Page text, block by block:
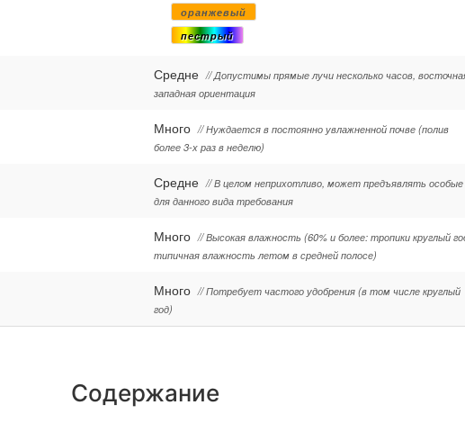
оранжевый
пестрый
Средне // Допустимы прямые лучи несколько часов,
западная ориентация
Много // Нуждается в постоянно увлажненной почве (полив
более 3-х раз в неделю)
Средне // В целом неприхотливо, может предъявлять особые
для данного вида требования
Много // Высокая влажность (60% и более: тропики круглый
типичная влажность летом в средней полосе)
Много // Потребует частого удобрения (в том числе круглый
год)
Содержание